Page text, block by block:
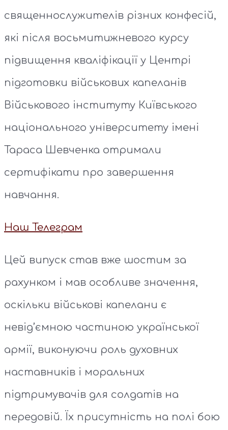
священнослужителів різних конфесій,
які після восьмитижневого курсу
підвищення кваліфікації у Центрі
підготовки військових капеланів
Військового інституту Київського
національного університету імені
Тараса Шевченка отримали
сертифікати про завершення
навчання.
Наш Телеграм
Цей випуск став вже шостим за
рахунком і мав особливе значення,
оскільки військові капелани є
невід’ємною частиною української
армії, виконуючи роль духовних
наставників і моральних
підтримувачів для солдатів на
передовій. Їх присутність на полі бою